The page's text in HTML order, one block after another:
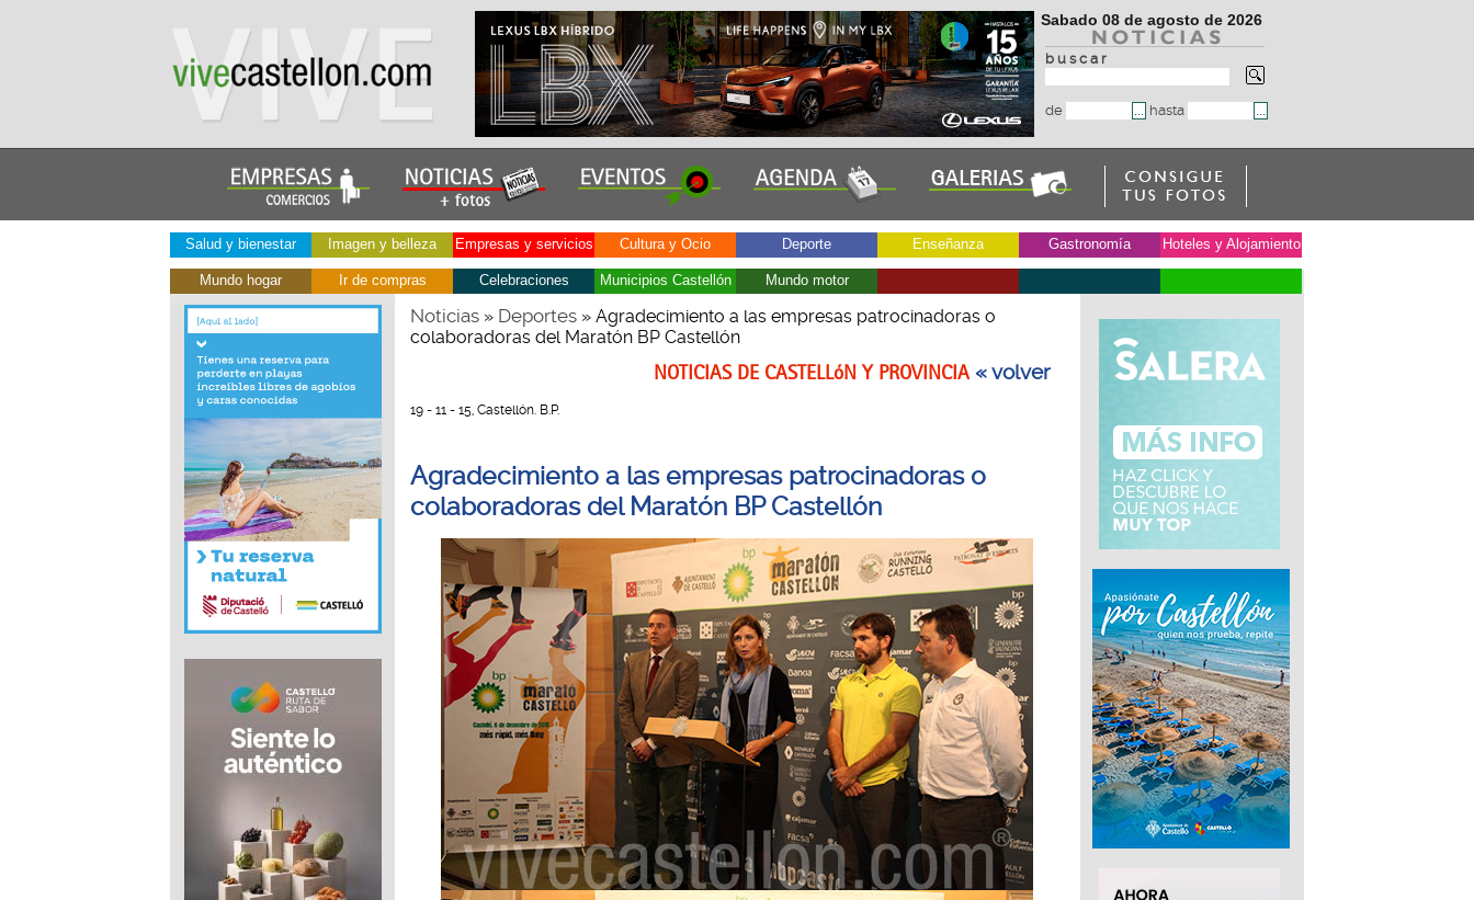
Sabado 08 de agosto de 2026
b u s c a r
de hasta
Salud y bienestar Imagen y belleza Empresas y servicios Cultura y Ocio Deporte Enseñanza Gastronomía Hoteles y Alojamiento
Mundo hogar Ir de compras Celebraciones Municipios Castellón Mundo motor
Noticias» Deportes» Agradecimiento a las empresas patrocinadoras o
colaboradoras del Maratón BP Castellón
NOTICIAS DE CASTELLóN Y PROVINCIA« volver
19 - 11 - 15, Castellón. B.P.
Agradecimiento a las empresas patrocinadoras o
colaboradoras del Maratón BP Castellón